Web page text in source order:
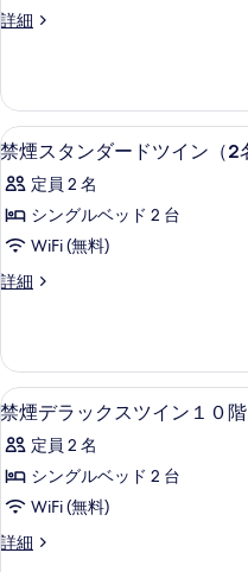
り
条
件
リ
ツ
イ
ン
（1
名
様
ご
の
す
べ
て
の
真
詳細
禁
ペ
リ
ア
イ
ン
名
様
ご
の
細
禁
煙
ス
タ
ダ
ド
ツ
イ
ン
（2
名
様
1
禁煙スタンダードツイン（2
定員 2 名
シングルベッド 2 台
WiFi (無料)
詳細
禁
ン
ダ
ー
ツ
イ
（2
名
様
禁
煙
デ
ラ
ク
1
禁煙デラックスツイン１０階
定員 2 名
シングルベッド 2 台
WiFi (無料)
詳細
禁